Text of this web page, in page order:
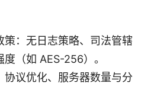
策：无日志策略、司法管辖
（如 AES-256）。
协议优化、服务器数量与分